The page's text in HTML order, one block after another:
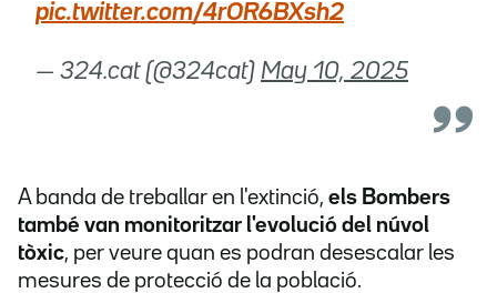
pic.twitter.com/4rOR6BXsh2
— 324.cat (@324cat) May 10, 2025
A banda de treballar en l'extinció, els Bombers
també van monitoritzar l'evolució del núvol
tòxic, per veure quan es podran desescalar les
mesures de protecció de la població.